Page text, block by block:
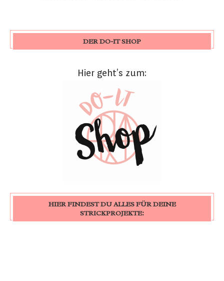
DER DO-IT SHOP
Hier geht’s zum:
HIER FINDEST DU ALLES FÜR DEINE
STRICKPROJEKTE: